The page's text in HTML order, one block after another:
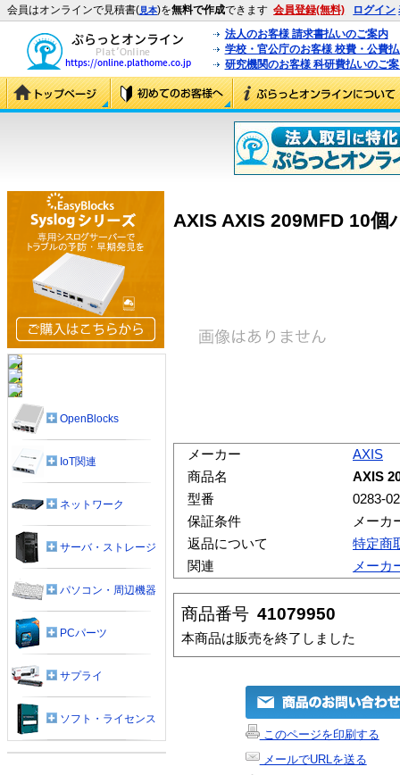
会員はオンラインで見積書(見本)を無料で作成できます 会員登録(無料) ログイン
法人のお客様 請求書払いのご案内
学校・官公庁のお客様 校費・公費
研究機関のお客様 科研費払いのご
AXIS AXIS 209MFD 10個
メーカー
AXIS
商品名
AXIS
型番
0283-
保証条件
メーカ
返品について
特定商
関連
メーカ
商品番号 41079950
本商品は販売を終了しました
このページを印刷する
メールでURLを送る
OpenBlocks
IoT関連
ネットワーク
サーバ・ストレージ
パソコン・周辺機器
PCパーツ
サプライ
ソフト・ライセンス